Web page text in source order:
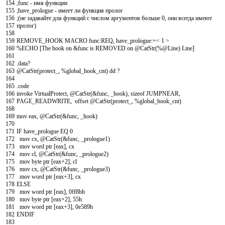
154
155
156
157
158
159
160
161
162
163
164
165
166
167
168
169
170
171
172
173
174
175
176
177
178
179
180
181
182
183
;func - имя функции
;have_prologue - имеет ли функция пролог
;(не задавайте для функций с числом аргументов больше 0, они всегда имеют
пролог)
REMOVE_HOOK MACRO func:REQ, have prologue:=< 1 >
%ECHO [The hook on &func is REMOVED on @CatStr(%@Line) Line]
.data?
@CatStr(protect_ , %global hook cnt) dd ?
.code
invoke VirtualProtect, @CatStr(&func, hook), sizeof JUMPNEAR,
PAGE READWRITE, offset @CatStr(protect_ , %global hook cnt)
mov eax, @CatStr(&func, hook)
IF have prologue EQ 0
mov cx, @CatStr(&func, prologue1)
mov word ptr [eax], cx
mov cl, @CatStr(&func, prologue2)
mov byte ptr [eax+2], cl
mov cx, @CatStr(&func, prologue3)
mov word ptr [eax+3], cx
ELSE
mov word ptr [eax], 0ff8bh
mov byte ptr [eax+2], 55h
mov word ptr [eax+3], 0e589h
ENDIF